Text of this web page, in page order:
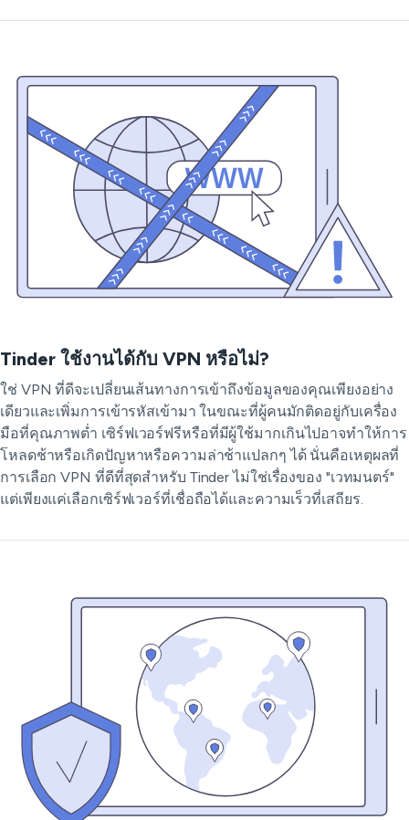
Tinder ใช้งานได้กับ VPN หรือไม่?
ใช่ VPN ที่ดีจะเปลี่ยนเส้นทางการเข้าถึงข้อมูลของคุณเพียงอย่าง
เดียวและเพิ่มการเข้ารหัสเข้ามา ในขณะที่ผู้คนมักติดอยู่กับเครื่อง
มือที่คุณภาพต่ำ เซิร์ฟเวอร์ฟรีหรือที่มีผู้ใช้มากเกินไปอาจทำให้การ
โหลดช้าหรือเกิดปัญหาหรือความล่าช้าแปลกๆ ได้ นั่นคือเหตุผลที่
การเลือก VPN ที่ดีที่สุดสำหรับ Tinder ไม่ใช่เรื่องของ "เวทมนตร์"
แต่เพียงแค่เลือกเซิร์ฟเวอร์ที่เชื่อถือได้และความเร็วที่เสถียร.